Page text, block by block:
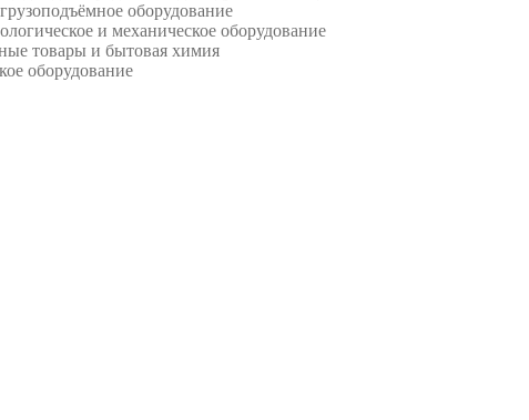
оборудование
и механическое оборудование
товары и бытовая химия
оборудование